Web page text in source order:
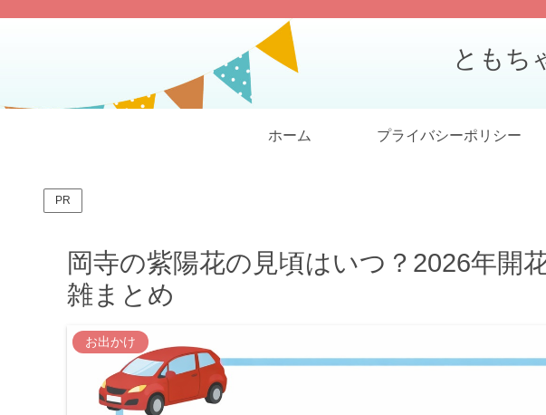
ともち
ホーム プライバシーポリシー
PR
岡寺の紫陽花の見頃はいつ？2026年開
雑まとめ
お出かけ